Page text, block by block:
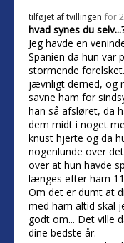
tilføjet aftvillingen for
hvad synes du
Jeg havde en
Spanien da hun var
stormende
jævnligt derned, og
savne ham for
han så afsløret, da
dem midt i noget
knust hjerte og da
nogenlunde over
over at hun havde
længes efter ham
Om det er dumt at
med ham altid skal
godt om... Det ville
dine bedste år.